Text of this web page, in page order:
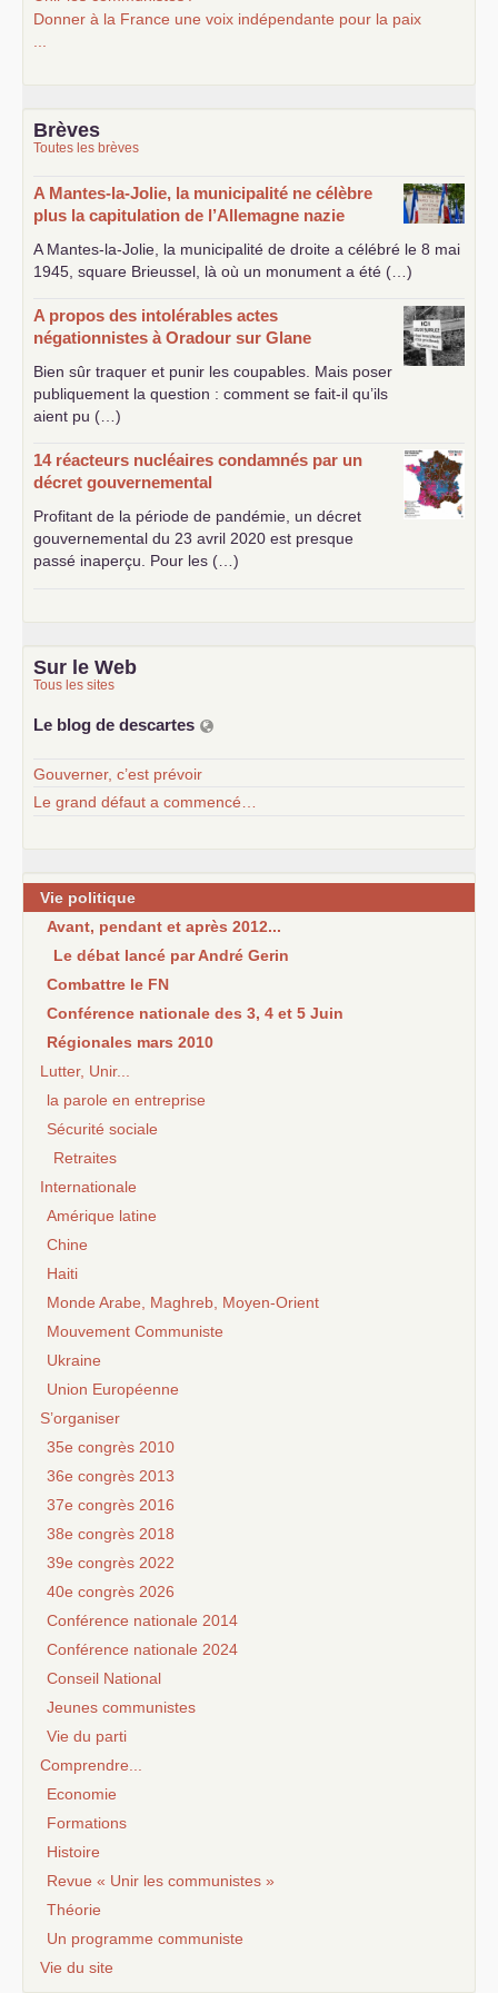
fmi, bce, en fond une triste réalitée pour des
France sera ce que les communistes et le
a méditer
Donner à la France une voix indépendante pour la paix
...
Brèves
Toutes les brèves
A Mantes-la-Jolie, la municipalité ne célèbre
plus la capitulation de l’Allemagne nazie
A Mantes-la-Jolie, la municipalité de droite a célébré le 8 mai
1945, square Brieussel, là où un monument a été (…)
A propos des intolérables actes
négationnistes à Oradour sur Glane
Bien sûr traquer et punir les coupables. Mais poser
publiquement la question : comment se fait-il qu’ils
aient pu (…)
14 réacteurs nucléaires condamnés par un
décret gouvernemental
Profitant de la période de pandémie, un décret
gouvernemental du 23 avril 2020 est presque
passé inaperçu. Pour les (…)
Sur le Web
Tous les sites
Le blog de descartes
Gouverner, c’est prévoir
Le grand défaut a commencé…
Vie politique
Avant, pendant et après 2012...
Le débat lancé par André Gerin
Combattre le FN
Conférence nationale des 3, 4 et 5 Juin
Régionales mars 2010
Lutter, Unir...
la parole en entreprise
Sécurité sociale
Retraites
Internationale
Amérique latine
Chine
Haiti
Monde Arabe, Maghreb, Moyen-Orient
Mouvement Communiste
Ukraine
Union Européenne
S’organiser
35e congrès 2010
36e congrès 2013
37e congrès 2016
38e congrès 2018
39e congrès 2022
40e congrès 2026
Conférence nationale 2014
Conférence nationale 2024
Conseil National
Jeunes communistes
Vie du parti
Comprendre...
Economie
Formations
Histoire
Revue « Unir les communistes »
Théorie
Un programme communiste
Vie du site